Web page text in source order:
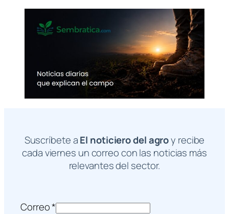
Suscríbete aEl noticiero del agroy recibe
cada viernes un correo con las noticias más
relevantes del sector.
Correo*